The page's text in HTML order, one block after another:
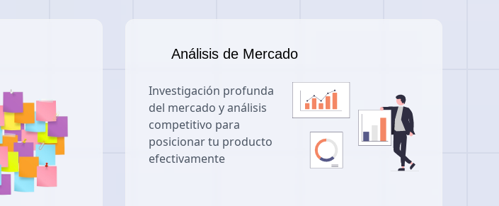
Análisis de Mercado
Investigación profunda
del mercado y análisis
competitivo para
posicionar tu producto
efectivamente